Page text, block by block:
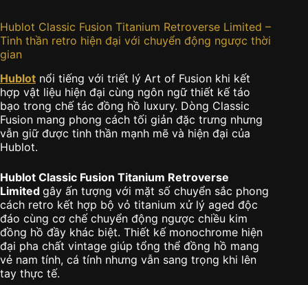
Hublot Classic Fusion Titanium Retroverse Limited –
Tinh thần retro hiện đại với chuyển động ngược thời
gian
Hublot nổi tiếng với triết lý Art of Fusion khi kết
hợp vật liệu hiện đại cùng ngôn ngữ thiết kế táo
bạo trong chế tác đồng hồ luxury. Dòng Classic
Fusion mang phong cách tối giản đặc trưng nhưng
vẫn giữ được tinh thần mạnh mẽ và hiện đại của
Hublot.
Hublot Classic Fusion Titanium Retroverse
Limited gây ấn tượng với mặt số chuyển sắc phong
cách retro kết hợp bộ vỏ titanium xử lý aged độc
đáo cùng cơ chế chuyển động ngược chiều kim
đồng hồ đầy khác biệt. Thiết kế monochrome hiện
đại pha chất vintage giúp tổng thể đồng hồ mang
vẻ nam tính, cá tính nhưng vẫn sang trọng khi lên
tay thực tế.